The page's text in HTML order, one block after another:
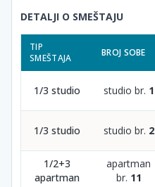
DETALJI O SMEŠTAJU
TIP
SMEŠTAJA
BROJ SOBE
1/3 studio studio br. 1
1/3 studio studio br. 2
1/2+3
apartman
apartman
br. 11